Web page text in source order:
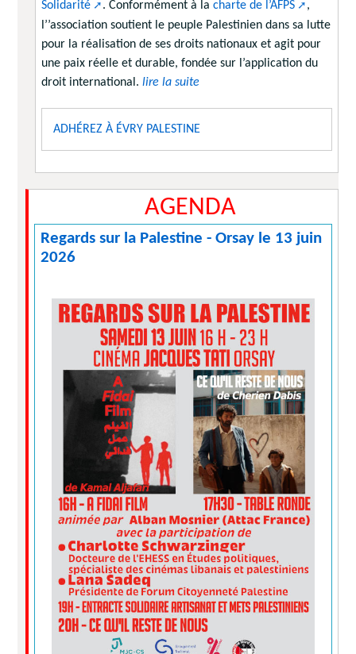
Solidarité . Conformément à la charte de l’AFPS
,
l’’association soutient le peuple Palestinien dans sa lutte
pour la réalisation de ses droits nationaux et agit pour
une paix réelle et durable, fondée sur l’application du
droit international. lire la suite
ADHÉREZ À ÉVRY PALESTINE
AGENDA
Regards sur la Palestine - Orsay le 13 juin
2026